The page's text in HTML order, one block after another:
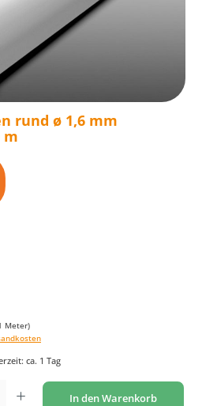
rund ø 1,6 mm
m
Meter)
ca. 1 Tag
Wert ein oder benutze die Schaltflächen um
In den Warenkorb